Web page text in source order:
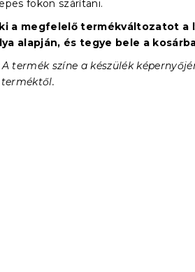
fokon szárítani.
ki a megfelelő termékváltozatot a
alapján, és tegye bele a
termék színe a készülék